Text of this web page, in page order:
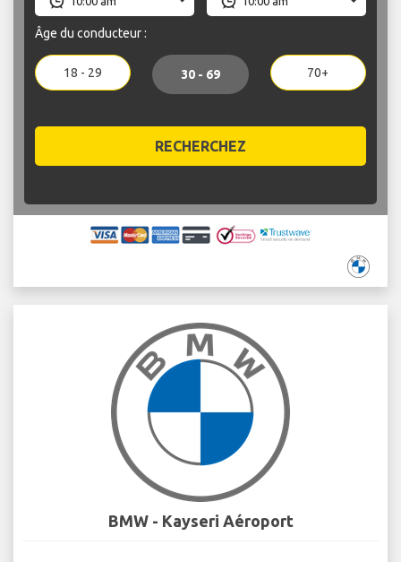
Âge du conducteur :
18 - 29 30 - 69 70+
RECHERCHEZ
BMW - Kayseri Aéroport